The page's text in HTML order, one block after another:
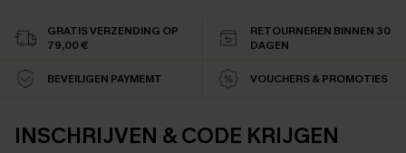
GRATIS VERZENDING OP
79,00 €
RETOURNEREN BINNEN 30
DAGEN
BEVEILIGEN PAYMEMT VOUCHERS & PROMOTIES
INSCHRIJVEN & CODE KRIJGEN